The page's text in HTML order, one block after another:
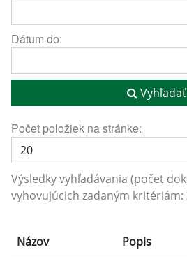
Dátum do:
Vyhľadať
Počet položiek na stránke:
Výsledky vyhľadávania (počet
vyhovujúcich zadaným kritériám:
Názov
Popis